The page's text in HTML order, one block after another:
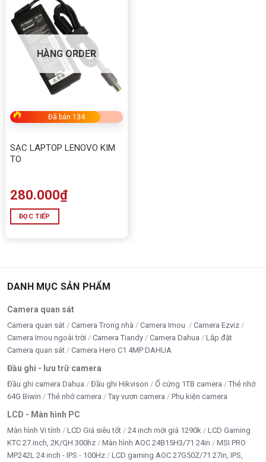
HÀNG ORDER
Đã bán 134
SẠC LAPTOP LENOVO KIM
TO
280.000₫
ĐỌC TIẾP
DANH MỤC SẢN PHẨM
Camera quan sát
Camera quan sát Camera Trong nhà Camera Imou
Camera Ezviz
Camera Imou ngoài trời
Camera Tiandy Camera Dahua
Lắp đặt
Camera quan sát
Camera Hero C1 4MP DAHUA
Đầu ghi - lưu trữ camera
Đầu ghi camera Dahua Đầu ghi Hikvison Ổ cứng 1TB camera
Thẻ nhớ
64G Biwin
Thẻ nhớ camera Tay vươn camera Phụ kiện camera
LCD - Màn hình PC
Màn hình Vi tính LCD Giá siêu tốt 24 inch mới giá 1290k
LCD Gaming
KTC 27 inch, 2K/QH 300hz
Màn hình AOC 24B15H3/71 24in
MSI PRO
MP242L 24 inch - IPS - 100Hz
LCD gaming AOC 27G50Z/71 27in, IPS,